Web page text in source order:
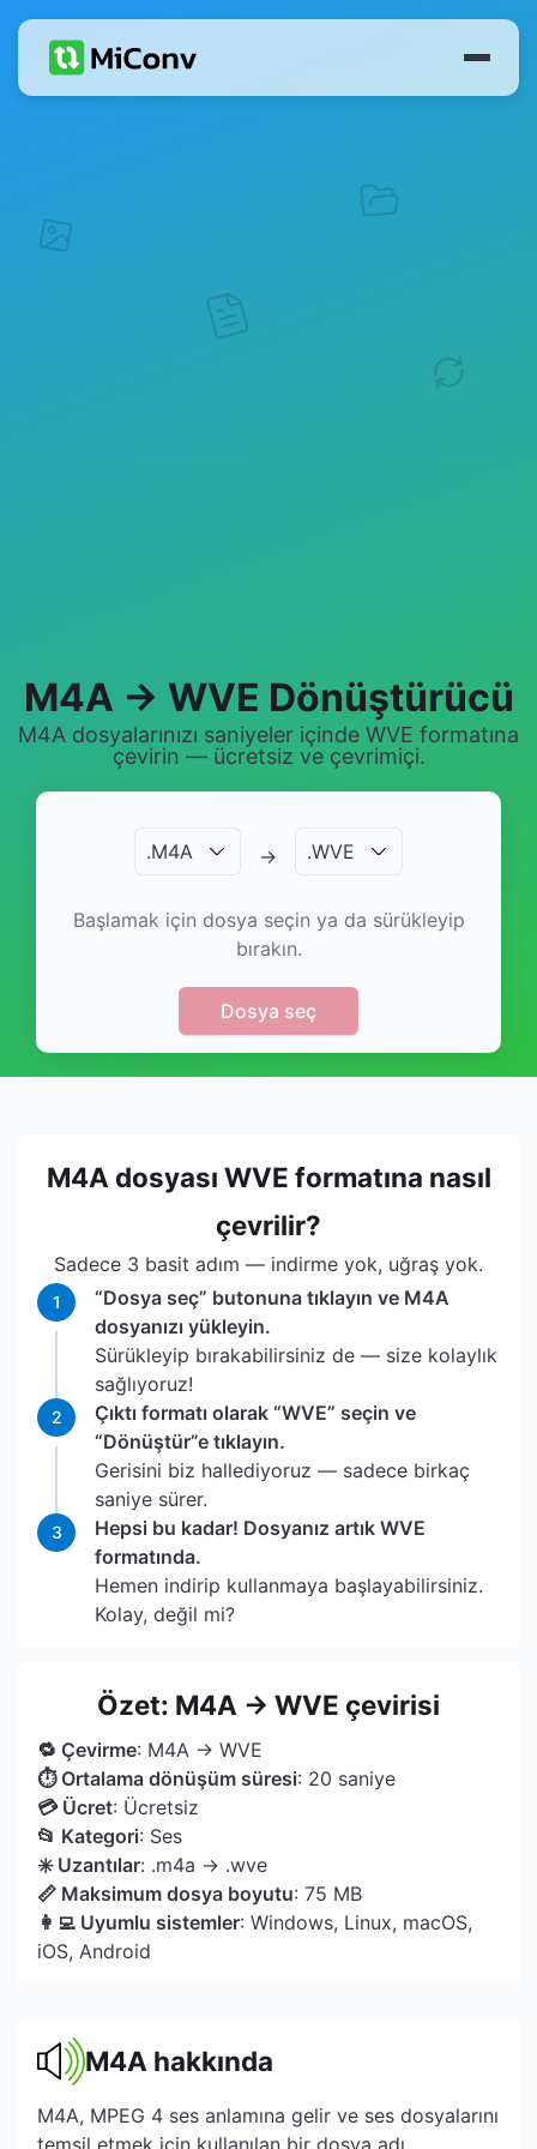
M4A → WVE Dönüştürücü
M4A dosyalarınızı saniyeler içinde WVE formatına
çevirin — ücretsiz ve çevrimiçi.
.M4A → .WVE
Başlamak için dosya seçin ya da sürükleyip
bırakın.
Dosya seç
M4A dosyası WVE formatına nasıl
çevrilir?
Sadece 3 basit adım — indirme yok, uğraş yok.
1
“Dosya seç” butonuna tıklayın ve M4A
dosyanızı yükleyin.
Sürükleyip bırakabilirsiniz de — size kolaylık
sağlıyoruz!
2
Çıktı formatı olarak “WVE” seçin ve
“Dönüştür”e tıklayın.
Gerisini biz hallediyoruz — sadece birkaç
saniye sürer.
3
Hepsi bu kadar! Dosyanız artık WVE
formatında.
Hemen indirip kullanmaya başlayabilirsiniz.
Kolay, değil mi?
Özet: M4A → WVE çevirisi
🔁 Çevirme: M4A → WVE
⏱ Ortalama dönüşüm süresi: 20 saniye
💳 Ücret: Ücretsiz
📂 Kategori: Ses
✳️ Uzantılar: .m4a → .wve
📏 Maksimum dosya boyutu: 75 MB
👩‍💻 Uyumlu sistemler: Windows, Linux, macOS,
iOS, Android
M4A hakkında
M4A, MPEG 4 ses anlamına gelir ve ses dosyalarını
temsil etmek için kullanılan bir dosya adı